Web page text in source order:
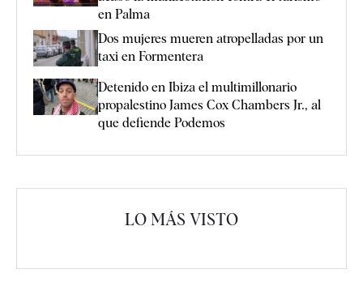
en Palma
Dos mujeres mueren atropelladas por un
taxi en Formentera
Detenido en Ibiza el multimillonario
propalestino James Cox Chambers Jr., al
que defiende Podemos
LO MÁS VISTO